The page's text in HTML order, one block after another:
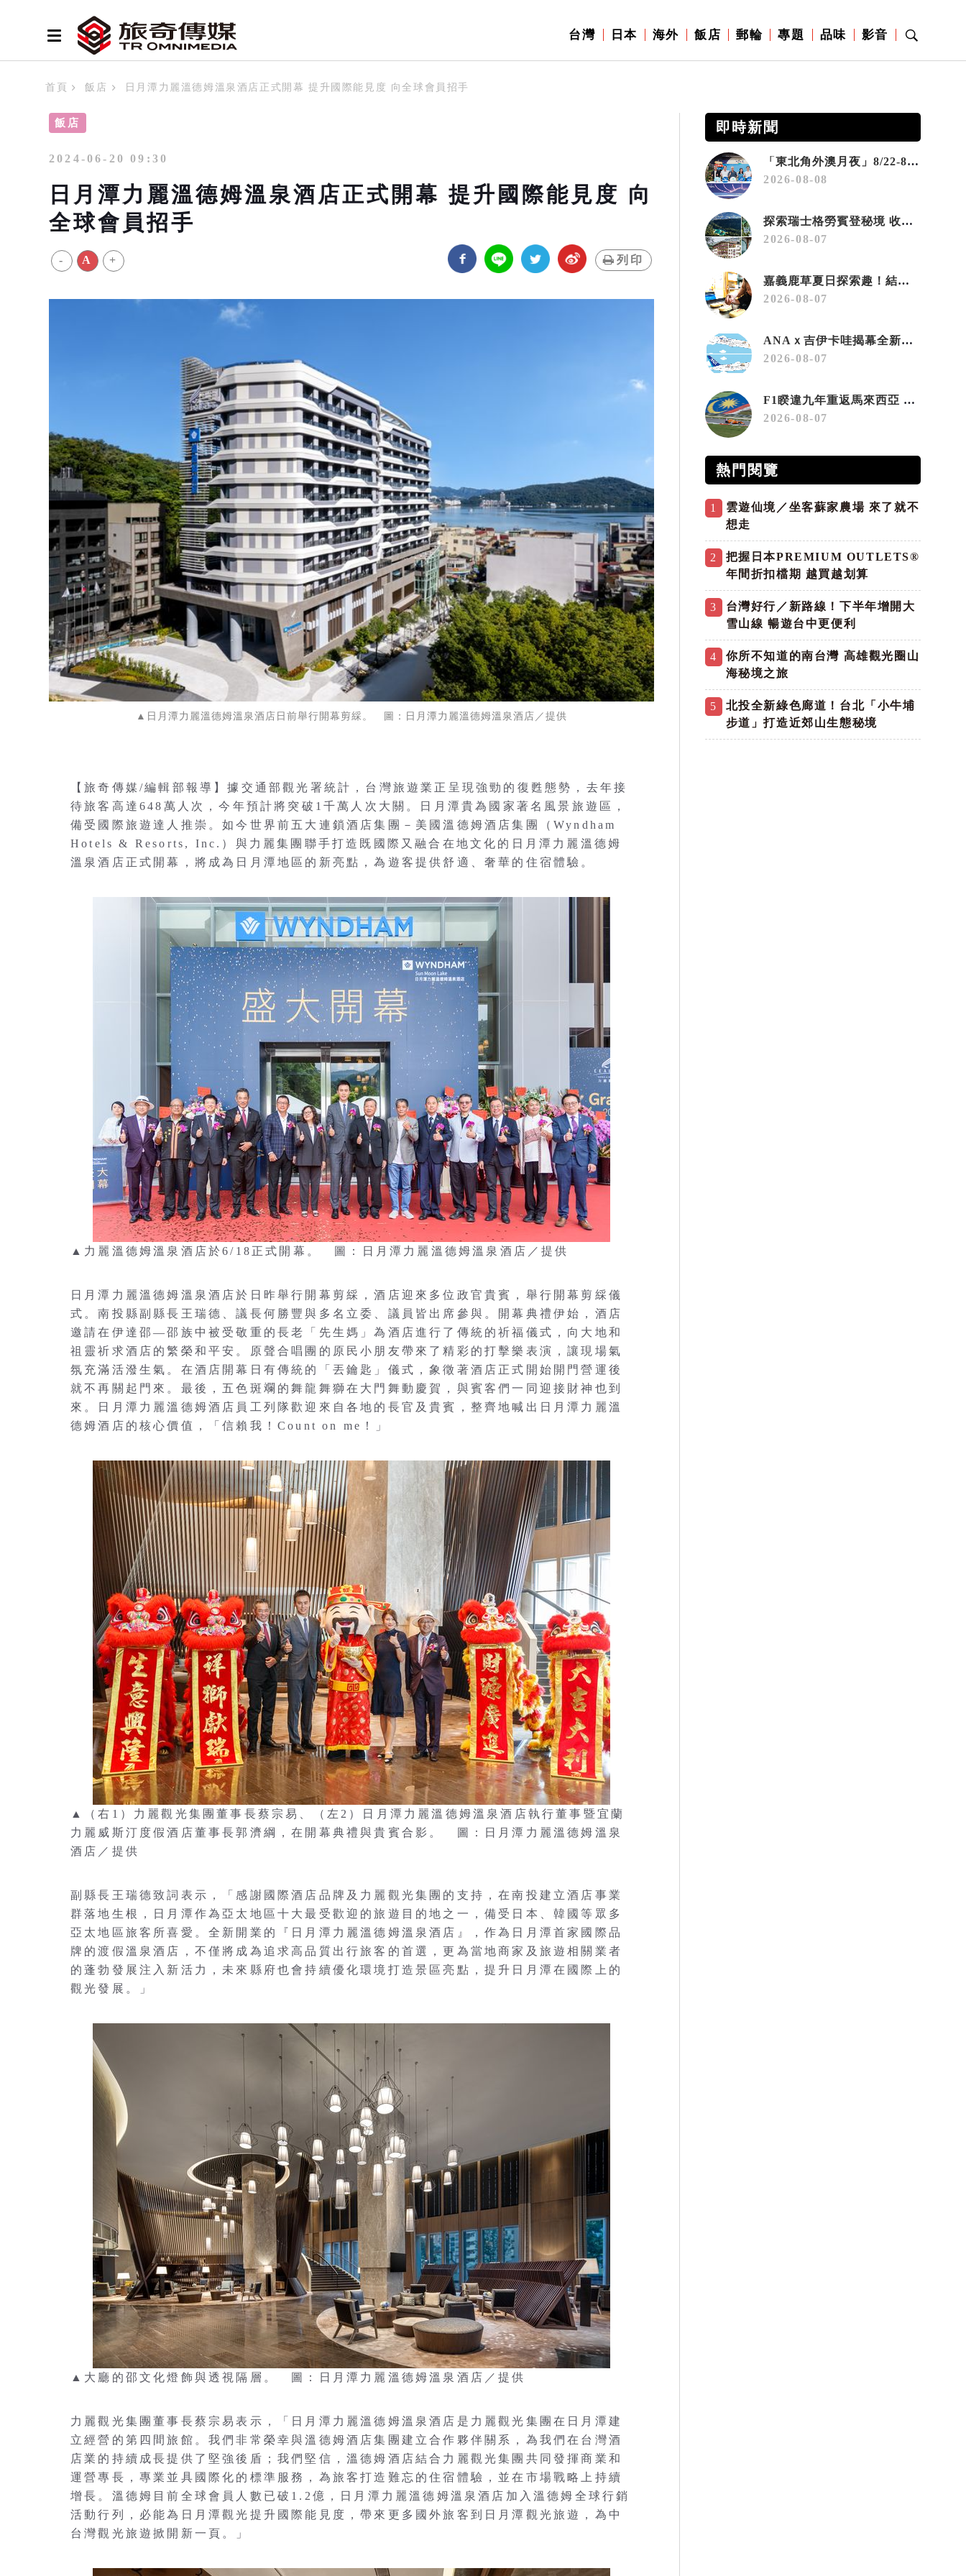
台灣 日本 海外 飯店 郵輪 專題 品味 影音
首頁 飯店 日月潭力麗溫德姆溫泉酒店正式開幕 提升國際能見度 向全球會員招手
飯店
2024-06-20 09:30
日月潭力麗溫德姆溫泉酒店正式開幕 提升國際能見度 向
全球會員招手
- A + 列印
▲日月潭力麗溫德姆溫泉酒店日前舉行開幕剪綵。 圖：日月潭力麗溫德姆溫泉酒店／提供
【旅奇傳媒/編輯部報導】據交通部觀光署統計，台灣旅遊業正呈現強勁的復甦態勢，去年接
待旅客高達648萬人次，今年預計將突破1千萬人次大關。日月潭貴為國家著名風景旅遊區，
備受國際旅遊達人推崇。如今世界前五大連鎖酒店集團－美國溫德姆酒店集團（Wyndham
Hotels & Resorts, Inc.）與力麗集團聯手打造既國際又融合在地文化的日月潭力麗溫德姆
溫泉酒店正式開幕，將成為日月潭地區的新亮點，為遊客提供舒適、奢華的住宿體驗。
▲力麗溫德姆溫泉酒店於6/18正式開幕。 圖：日月潭力麗溫德姆溫泉酒店／提供
日月潭力麗溫德姆溫泉酒店於日昨舉行開幕剪綵，酒店迎來多位政官貴賓，舉行開幕剪綵儀
式。南投縣副縣長王瑞德、議長何勝豐與多名立委、議員皆出席參與。開幕典禮伊始，酒店
邀請在伊達邵—邵族中被受敬重的長老「先生媽」為酒店進行了傳統的祈福儀式，向大地和
祖靈祈求酒店的繁榮和平安。原聲合唱團的原民小朋友帶來了精彩的打擊樂表演，讓現場氣
氛充滿活潑生氣。在酒店開幕日有傳統的「丟鑰匙」儀式，象徵著酒店正式開始開門營運後
就不再關起門來。最後，五色斑斕的舞龍舞獅在大門舞動慶賀，與賓客們一同迎接財神也到
來。日月潭力麗溫德姆酒店員工列隊歡迎來自各地的長官及貴賓，整齊地喊出日月潭力麗溫
德姆酒店的核心價值，「信賴我！Count on me！」
▲（右1）力麗觀光集團董事長蔡宗易、（左2）日月潭力麗溫德姆溫泉酒店執行董事暨宜蘭
力麗威斯汀度假酒店董事長郭濟綱，在開幕典禮與貴賓合影。 圖：日月潭力麗溫德姆溫泉
酒店／提供
副縣長王瑞德致詞表示，「感謝國際酒店品牌及力麗觀光集團的支持，在南投建立酒店事業
群落地生根，日月潭作為亞太地區十大最受歡迎的旅遊目的地之一，備受日本、韓國等眾多
亞太地區旅客所喜愛。全新開業的『日月潭力麗溫德姆溫泉酒店』，作為日月潭首家國際品
牌的渡假溫泉酒店，不僅將成為追求高品質出行旅客的首選，更為當地商家及旅遊相關業者
的蓬勃發展注入新活力，未來縣府也會持續優化環境打造景區亮點，提升日月潭在國際上的
觀光發展。」
▲大廳的邵文化燈飾與透視隔層。 圖：日月潭力麗溫德姆溫泉酒店／提供
力麗觀光集團董事長蔡宗易表示，「日月潭力麗溫德姆溫泉酒店是力麗觀光集團在日月潭建
立經營的第四間旅館。我們非常榮幸與溫德姆酒店集團建立合作夥伴關系，為我們在台灣酒
店業的持續成長提供了堅強後盾；我們堅信，溫德姆酒店結合力麗觀光集團共同發揮商業和
運營專長，專業並具國際化的標準服務，為旅客打造難忘的住宿體驗，並在市場戰略上持續
增長。溫德姆目前全球會員人數已破1.2億，日月潭力麗溫德姆溫泉酒店加入溫德姆全球行銷
活動行列，必能為日月潭觀光提升國際能見度，帶來更多國外旅客到日月潭觀光旅遊，為中
台灣觀光旅遊掀開新一頁。」
即時新聞
「東北角外澳月夜」8/22-8/23浪漫登場 串聯五漁村、音樂、市集、火舞與慢旅共度夏夜
2026-08-08
探索瑞士格勞賓登秘境 收藏六種阿爾卑斯夏日療癒之旅
2026-08-07
嘉義鹿草夏日探索趣！結合科學、農場與自然的親子小旅行
2026-08-07
ANAｘ吉伊卡哇揭幕全新彩繪機「Chiikawa JET」
2026-08-07
F1睽違九年重返馬來西亞 三大國際賽事打造10月運動旅遊熱潮 賽車、自行車、路跑同週登場
2026-08-07
熱門閱覽
1
雲遊仙境／坐客蘇家農場 來了就不
想走
2
把握日本PREMIUM OUTLETS®
年間折扣檔期 越買越划算
3
台灣好行／新路線！下半年增開大
雪山線 暢遊台中更便利
4
你所不知道的南台灣 高雄觀光圈山
海秘境之旅
5
北投全新綠色廊道！台北「小牛埔
步道」打造近郊山生態秘境